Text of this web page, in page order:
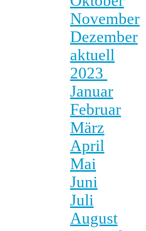
November
Dezember
aktuell
2023
Januar
Februar
März
April
Mai
Juni
Juli
August